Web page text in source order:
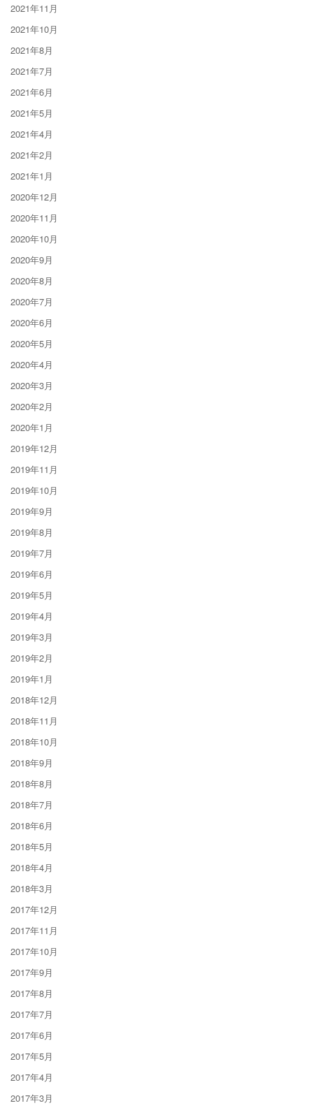
2021年11月
2021年10月
2021年8月
2021年7月
2021年6月
2021年5月
2021年4月
2021年2月
2021年1月
2020年12月
2020年11月
2020年10月
2020年9月
2020年8月
2020年7月
2020年6月
2020年5月
2020年4月
2020年3月
2020年2月
2020年1月
2019年12月
2019年11月
2019年10月
2019年9月
2019年8月
2019年7月
2019年6月
2019年5月
2019年4月
2019年3月
2019年2月
2019年1月
2018年12月
2018年11月
2018年10月
2018年9月
2018年8月
2018年7月
2018年6月
2018年5月
2018年4月
2018年3月
2017年12月
2017年11月
2017年10月
2017年9月
2017年8月
2017年7月
2017年6月
2017年5月
2017年4月
2017年3月